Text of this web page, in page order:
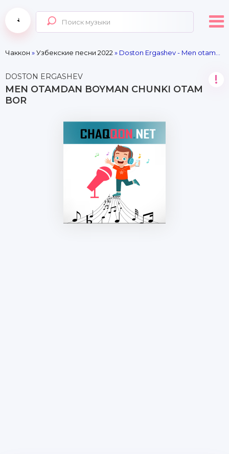
Чаккон »Узбекские песни 2022 » Doston Ergashev - Men otamdan boyman chunki otam bor
DOSTON ERGASHEV
MEN OTAMDAN BOYMAN CHUNKI OTAM
BOR
!